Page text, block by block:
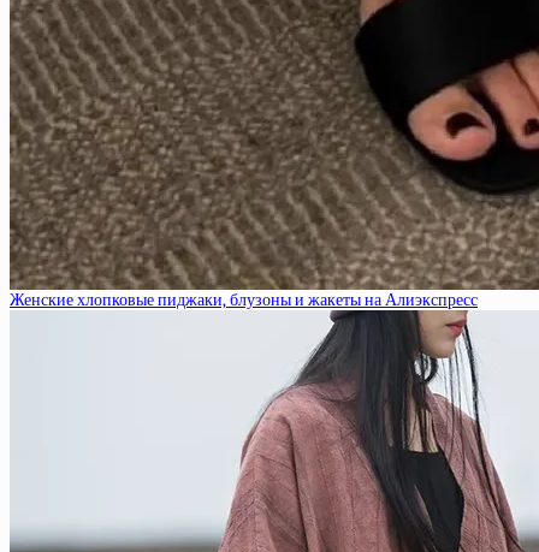
Женские хлопковые пиджаки, блузоны и жакеты на Алиэкспресс